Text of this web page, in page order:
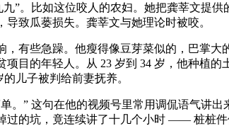
”。比如这位咬人的农妇。她把龚莘文提
致瓜蒌损失。龚莘文与她理论时被咬。
，有些急躁。他瘦得像豆芽菜似的，巴掌
项目的年轻人。从 23 岁到 34 岁，他种植
儿子被判给前妻抚养。
。” 这句在他的视频号里常用调侃语气讲
过的坑，竟连续讲了十几个小时 —— 桩桩件